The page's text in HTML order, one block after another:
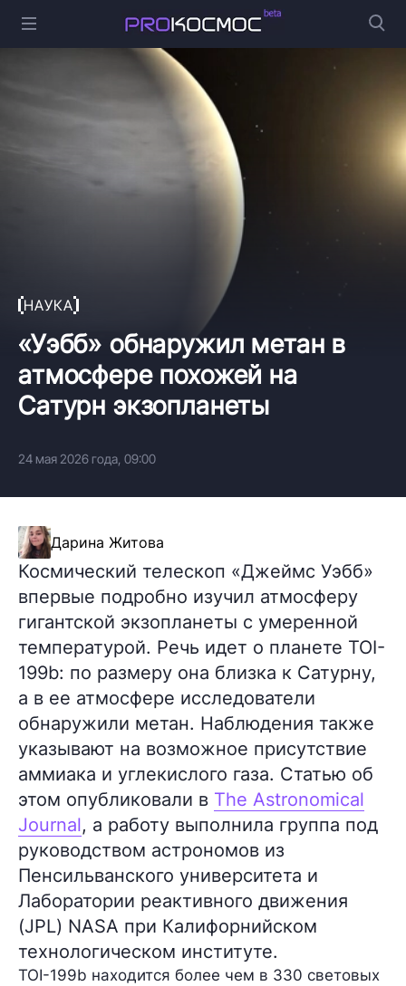
НАУКА
«Уэбб» обнаружил метан в
атмосфере похожей на
Сатурн экзопланеты
24 мая 2026 года, 09:00
Дарина Житова
Космический телескоп «Джеймс Уэбб»
впервые подробно изучил атмосферу
гигантской экзопланеты с умеренной
температурой. Речь идет о планете TOI-
199b: по размеру она близка к Сатурну,
а в ее атмосфере исследователи
обнаружили метан. Наблюдения также
указывают на возможное присутствие
аммиака и углекислого газа. Статью об
этом опубликовали в The Astronomical
Journal, а работу выполнила группа под
руководством астрономов из
Пенсильванского университета и
Лаборатории реактивного движения
(JPL) NASA при Калифорнийском
технологическом институте.
TOI-199b находится более чем в 330 световых